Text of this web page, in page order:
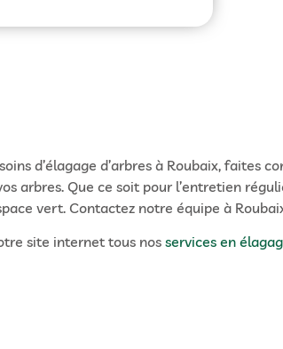
d’élagage d’arbres à Roubaix,
arbres. Que ce soit pour l’entretien
vert. Contactez notre équipe à
site internet tous nos services en